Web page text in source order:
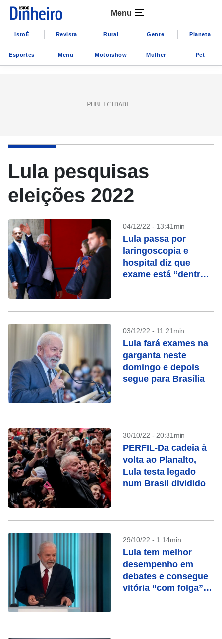
Menu
IstoÉ Revista Rural Gente Planeta
Esportes Menu Motorshow Mulher Pet
Lula pesquisas
eleições 2022
04/12/22 - 13:41min
Lula passa por
laringoscopia e
hospital diz que
exame está “dentro
03/12/22 - 11:21min
Lula fará exames na
garganta neste
domingo e depois
segue para Brasília
30/10/22 - 20:31min
PERFIL-Da cadeia à
volta ao Planalto,
Lula testa legado
num Brasil dividido
29/10/22 - 1:14min
Lula tem melhor
desempenho em
debates e consegue
vitória “com folga”